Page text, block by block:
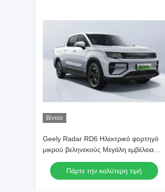
Βίντεο
Geely Radar RD6 Ηλεκτρικό φορτηγό
μικρού βεληνεκούς Μεγάλη εμβέλεια
410 χλμ.
Πάρτε την καλύτερη τιμή